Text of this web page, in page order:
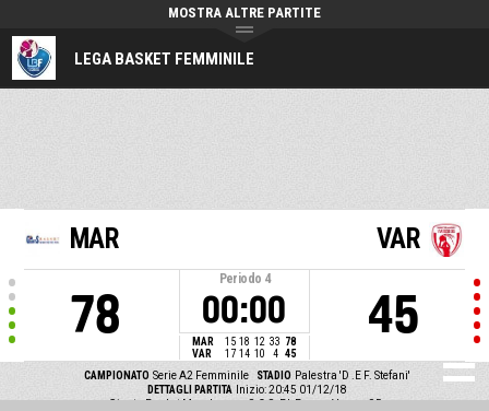
LEGA BASKET FEMMINILE
MOSTRA ALTRE PARTITE
MAR
78
Periodo 4
00:00
MAR 15 18 12 33 78
VAR
17 14 10 4 45
VAR
45
CAMPIONATO Serie A2 Femminile STADIO Palestra 'D .E F. Stefani'
DETTAGLI PARTITA
Inizio: 20:45 01/12/18
Giants Basket Marghera vs S.C.S. Bk Femm. Varese 95